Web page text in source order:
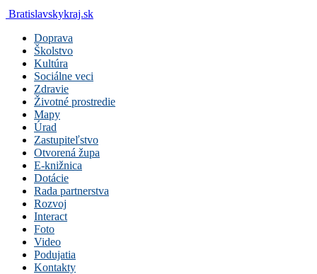
Bratislavskykraj.sk
Doprava
Školstvo
Kultúra
Sociálne veci
Zdravie
Životné prostredie
Mapy
Úrad
Zastupiteľstvo
Otvorená župa
E-knižnica
Dotácie
Rada partnerstva
Rozvoj
Interact
Foto
Video
Podujatia
Kontakty